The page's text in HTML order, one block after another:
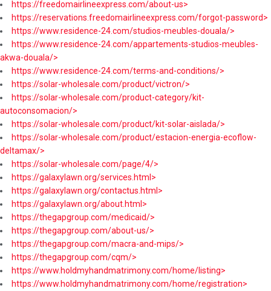
https://freedomairlineexpress.com/about-us>
https://reservations.freedomairlineexpress.com/forgot-password>
https://www.residence-24.com/studios-meubles-douala/>
https://www.residence-24.com/appartements-studios-meubles-
akwa-douala/>
https://www.residence-24.com/terms-and-conditions/>
https://solar-wholesale.com/product/victron/>
https://solar-wholesale.com/product-category/kit-
autoconsomacion/>
https://solar-wholesale.com/product/kit-solar-aislada/>
https://solar-wholesale.com/product/estacion-energia-ecoflow-
deltamax/>
https://solar-wholesale.com/page/4/>
https://galaxylawn.org/services.html>
https://galaxylawn.org/contactus.html>
https://galaxylawn.org/about.html>
https://thegapgroup.com/medicaid/>
https://thegapgroup.com/about-us/>
https://thegapgroup.com/macra-and-mips/>
https://thegapgroup.com/cqm/>
https://www.holdmyhandmatrimony.com/home/listing>
https://www.holdmyhandmatrimony.com/home/registration>